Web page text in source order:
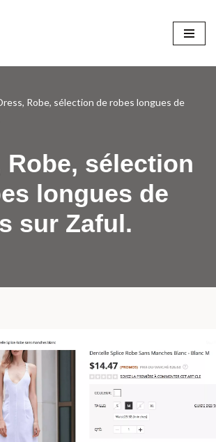
Robe, sélection de robes longues de
Robe, sélection
longues de
sur Zaful.